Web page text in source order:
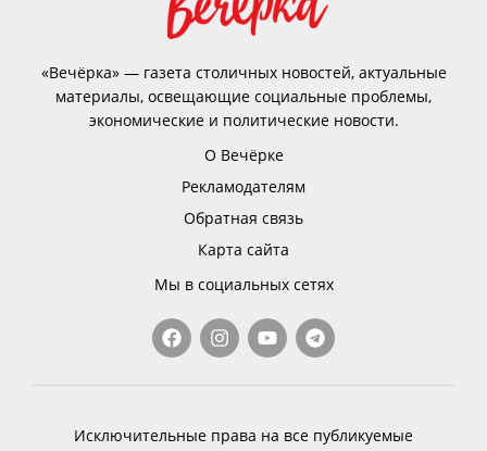
«Вечёрка» — газета столичных новостей, актуальные
материалы, освещающие социальные проблемы,
экономические и политические новости.
О Вечёрке
Рекламодателям
Обратная связь
Карта сайта
Мы в социальных сетях
Исключительные права на все публикуемые